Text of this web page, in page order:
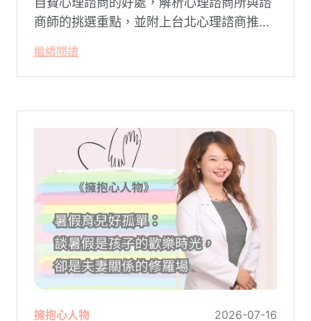
商師的挑選重點，並附上台北心理諮商推薦
理，陪你面對情緒困擾找回生活步調。
繼續閱讀
擁抱心人物 2026-07-16